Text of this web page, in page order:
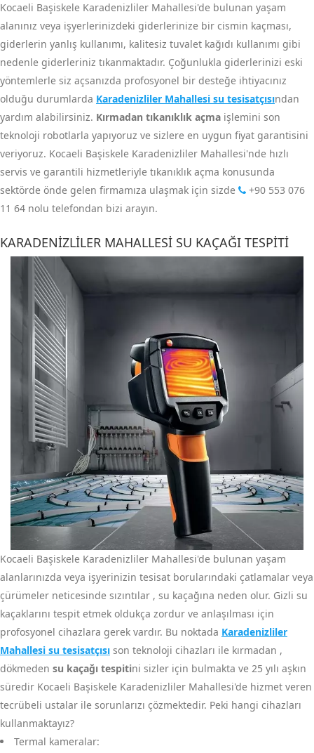
Kocaeli Başiskele Karadenizliler Mahallesi'de bulunan yaşam
alanınız veya işyerlerinizdeki giderlerinize bir cismin kaçması,
giderlerin yanlış kullanımı, kalitesiz tuvalet kağıdı kullanımı gibi
nedenle giderleriniz tıkanmaktadır. Çoğunlukla giderlerinizi eski
yöntemlerle siz açsanızda profosyonel bir desteğe ihtiyacınız
olduğu durumlarda Karadenizliler Mahallesi su tesisatçısından
yardım alabilirsiniz. Kırmadan tıkanıklık açma işlemini son
teknoloji robotlarla yapıyoruz ve sizlere en uygun fiyat garantisini
veriyoruz. Kocaeli Başiskele Karadenizliler Mahallesi'nde hızlı
servis ve garantili hizmetleriyle tıkanıklık açma konusunda
sektörde önde gelen firmamıza ulaşmak için sizde
+90 553 076
11 64 nolu telefondan bizi arayın.
KARADENIZLILER MAHALLESI SU KAÇAĞI TESPITI
Kocaeli Başiskele Karadenizliler Mahallesi'de bulunan yaşam
alanlarınızda veya işyerinizin tesisat borularındaki çatlamalar veya
çürümeler neticesinde sızıntılar , su kaçağına neden olur. Gizli su
kaçaklarını tespit etmek oldukça zordur ve anlaşılması için
profosyonel cihazlara gerek vardır. Bu noktada Karadenizliler
Mahallesi su tesisatçısı son teknoloji cihazları ile kırmadan ,
dökmeden su kaçağı tespitini sizler için bulmakta ve 25 yılı aşkın
süredir Kocaeli Başiskele Karadenizliler Mahallesi'de hizmet veren
tecrübeli ustalar ile sorunlarızı çözmektedir. Peki hangi cihazları
kullanmaktayız?
Termal kameralar: